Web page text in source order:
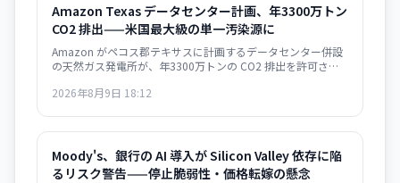
Amazon Texas データセンター計画、年3300万トン
CO2 排出——米国最大級の単一汚染源に
Amazon がペコス郡テキサスに計画するデータセンター併設
の天然ガス発電所が、年3300万トンの CO2 排出を許可さ
急速拡大が環境目標と深刻に矛盾する局面を示唆している。
2026年8月9日 18:12
Moody's、銀行の AI 導入が Silicon Valley 依存に陥
るリスク警告——停止脆弱性・価格転嫁の懸念